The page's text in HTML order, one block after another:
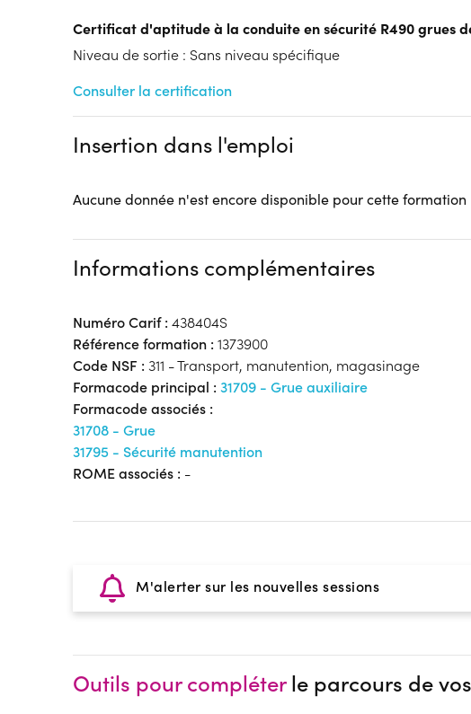
Lieu de formation
Rue Hans Geiger
62000 Arras
Accueil sur le lieu de formation
Accès handicap :OUI
Restauration :Pas de restauration
Certificat d'aptitude à la conduite en sécurité R490 grues
Niveau de sortie : Sans niveau spécifique
Consulter la certification
Insertion dans l'emploi
Aucune donnée n'est encore disponible pour cette formation
Informations complémentaires
Numéro Carif : 438404S
Référence formation : 1373900
Code NSF : 311 - Transport, manutention, magasinage
Formacode principal : 31709 - Grue auxiliaire
Formacode associés :
31708 - Grue
31795 - Sécurité manutention
ROME associés : -
M'alerter sur les nouvelles sessions
Outils pour compléterle parcours de